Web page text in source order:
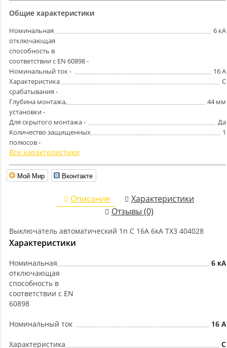
Общие характеристики
Номинальная
отключающая
способность в
соответствии с EN 60898 -
6 кА
Номинальный ток -
16 А
Характеристика
срабатывания -
C
Глубина монтажа,
установки -
44 мм
Для скрытого монтажа -
Да
Количество защищенных
полюсов -
1
Все характеристики
Мой Мир Вконтакте
Описание
Характеристики
Отзывы (0)
Выключатель автоматический 1п C 16А 6кА TX3 404028
Характеристики
Номинальная
отключающая
способность в
соответствии с EN
60898
6 кА
Номинальный ток 16 А
Характеристика C